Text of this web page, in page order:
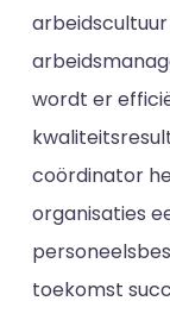
wordt er
coördinator
organisaties
toekomst